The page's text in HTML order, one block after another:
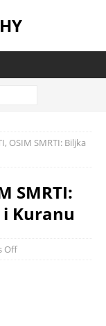
OSIM SMRTI: Biljka
SMRTI:
Kuranu
Off